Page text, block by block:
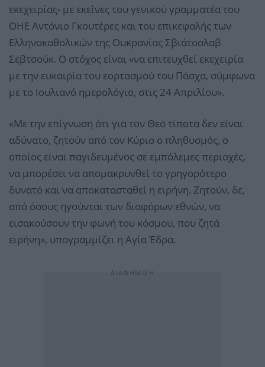
εκεχειρίας- με εκείνες του γενικού γραμματέα του
ΟΗΕ Αντόνιο Γκουτέρες και του επικεφαλής των
Ελληνοκαθολικών της Ουκρανίας Σβιάτοσλαβ
Σεβτσούκ. O στόχος είναι «να επιτευχθεί εκεχειρία
με την ευκαιρία του εορτασμού του Πάσχα, σύμφωνα
με το Ιουλιανό ημερολόγιο, στις 24 Απριλίου».
«Με την επίγνωση ότι για τον Θεό τίποτα δεν είναι
αδύνατο, ζητούν από τον Κύριο ο πληθυσμός, ο
οποίος είναι παγιδευμένος σε εμπόλεμες περιοχές,
να μπορέσει να απομακρυνθεί το γρηγορότερο
δυνατό και να αποκατασταθεί η ειρήνη. Ζητούν, δε,
από όσους ηγούνται των διαφόρων εθνών, να
εισακούσουν την φωνή του κόσμου, που ζητά
ειρήνη», υπογραμμίζει η Αγία Έδρα.